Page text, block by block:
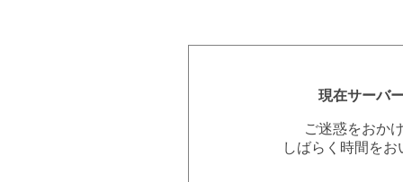
現在サーバ
ご迷惑をおか
しばらく時間を